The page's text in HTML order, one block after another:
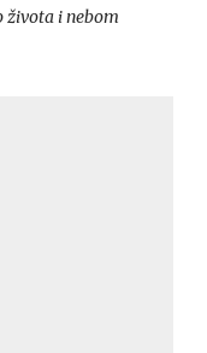
života i nebom